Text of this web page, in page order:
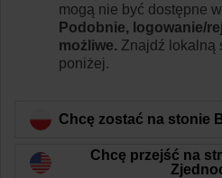
Wstecz do kategorii
mogą nie być dostępne
Podobnie, logowanie/
możliwe. Znajdź lokalną
poniżej.
Chcę zostać na stonie
Chcę przejść na